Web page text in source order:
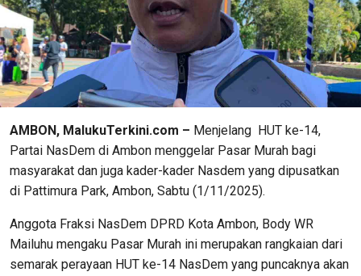
AMBON, MalukuTerkini.com – Menjelang HUT ke-14,
Partai NasDem di Ambon menggelar Pasar Murah bagi
masyarakat dan juga kader-kader Nasdem yang dipusatkan
di Pattimura Park, Ambon, Sabtu (1/11/2025).
Anggota Fraksi NasDem DPRD Kota Ambon, Body WR
Mailuhu mengaku Pasar Murah ini merupakan rangkaian dari
semarak perayaan HUT ke-14 NasDem yang puncaknya akan